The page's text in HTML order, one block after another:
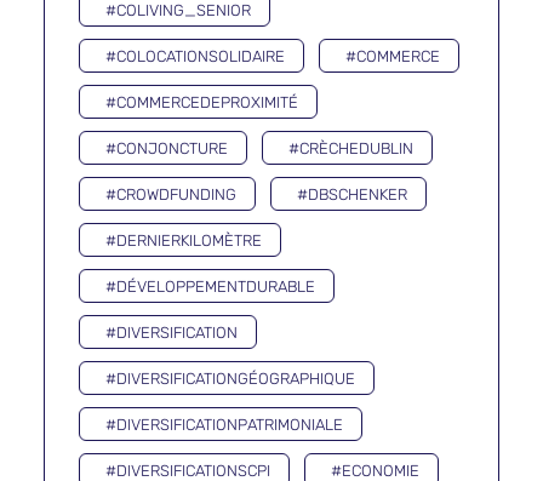
#COLIVING_SENIOR
#COLOCATIONSOLIDAIRE #COMMERCE
#COMMERCEDEPROXIMITÉ
#CONJONCTURE #CRÈCHEDUBLIN
#CROWDFUNDING #DBSCHENKER
#DERNIERKILOMÈTRE
#DÉVELOPPEMENTDURABLE
#DIVERSIFICATION
#DIVERSIFICATIONGÉOGRAPHIQUE
#DIVERSIFICATIONPATRIMONIALE
#DIVERSIFICATIONSCPI #ECONOMIE